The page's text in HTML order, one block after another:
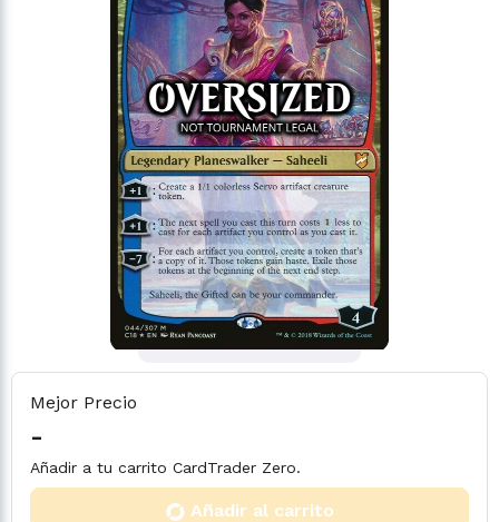
Mejor Precio
-
Añadir a tu carrito CardTrader Zero.
Añadir al carrito